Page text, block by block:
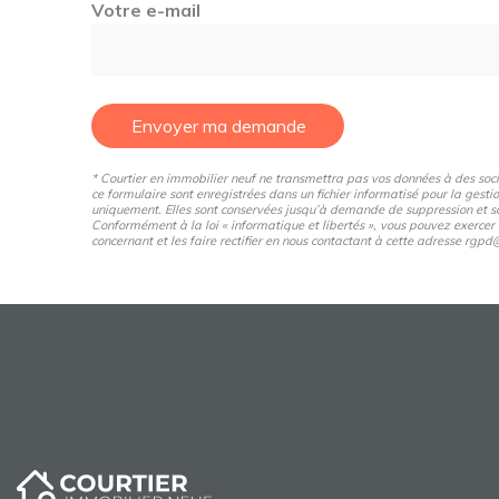
Votre e-mail
Envoyer ma demande
* Courtier en immobilier neuf ne transmettra pas vos données à des
ce formulaire sont enregistrées dans un fichier informatisé pour la
uniquement. Elles sont conservées jusqu’à demande de suppression et
Conformément à la loi « informatique et libertés », vous pouvez exercer
concernant et les faire rectifier en nous contactant à cette adresse